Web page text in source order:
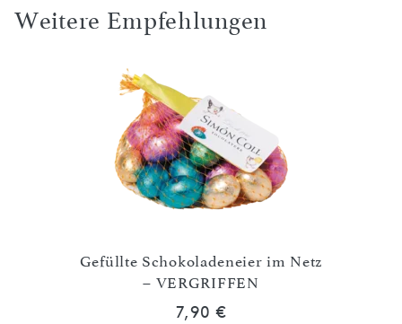
Weitere Empfehlungen
Gefüllte Schokoladeneier im Netz
– VERGRIFFEN
7,90 €